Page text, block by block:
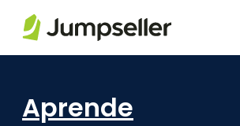
Aprende